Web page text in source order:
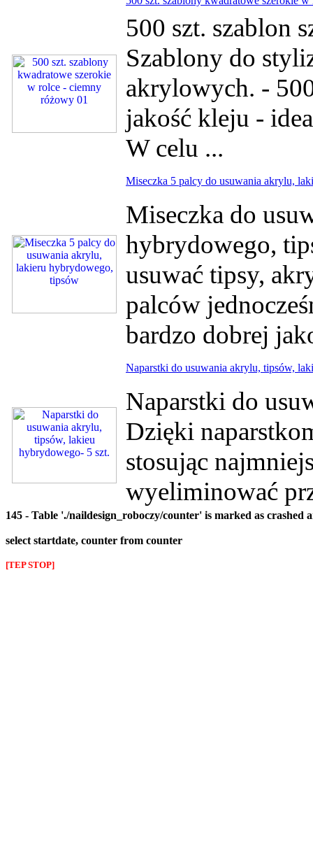
500 szt. szablon
Szablony do
akrylowych. -
jakość kleju -
W celu ...
Miseczka 5 palcy do usuwania akrylu,
Miseczka do
hybrydowego,
usuwać tipsy,
palców
bardzo dobrej
Naparstki do usuwania akrylu, tipsów,
Naparstki do
Dzięki
stosując
wyeliminować
145 - Table './naildesign_roboczy/counter' is marked as crashed
select startdate, counter from counter
[TEP STOP]